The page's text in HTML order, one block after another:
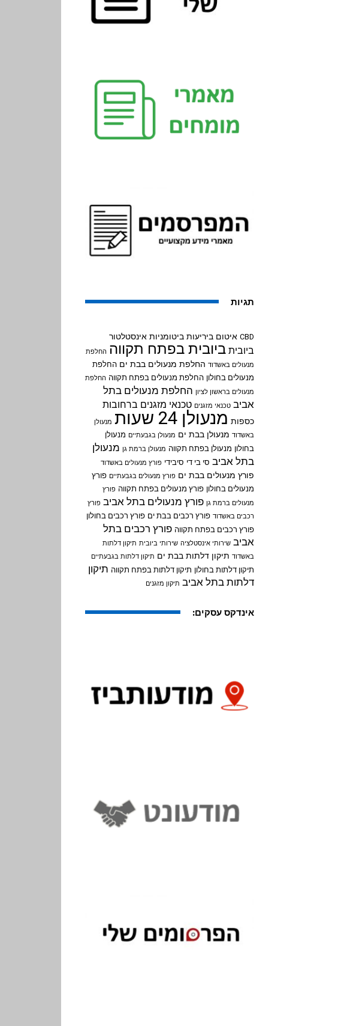
תגיות
CBD איטום ביריעות ביטומניות אינסטלטור
ביובית ביובית בפתח תקווה החלפת
מנעולים באשדוד החלפת מנעולים בבת ים החלפת
מנעולים בחולון החלפת מנעולים בפתח תקווה החלפת
מנעולים בראשון לציון החלפת מנעולים בתל
אביב טכנאי מזגנים טכנאי מזגנים ברחובות
כספות מנעולן 24 שעות
מנעולן
באשדוד מנעולן בבת ים מנעולן בגבעתיים מנעולן
בחולון מנעולן בפתח תקווה מנעולן ברמת גן מנעולן
בתל אביב סי בי די סיבידי פורץ מנעולים באשדוד
פורץ מנעולים בבת ים פורץ מנעולים בגבעתיים פורץ
מנעולים בחולון פורץ מנעולים בפתח תקווה פורץ
מנעולים ברמת גן פורץ מנעולים בתל אביב פורץ
רכבים באשדוד פורץ רכבים בבת ים פורץ רכבים בחולון
פורץ רכבים בפתח תקווה פורץ רכבים בתל
אביב שירותי אינסטלציה שירותי ביובית תיקון דלתות
באשדוד תיקון דלתות בבת ים תיקון דלתות בגבעתיים
תיקון דלתות בחולון תיקון דלתות בפתח תקווה תיקון
דלתות בתל אביב תיקון מזגנים
אינדקס עסקים: